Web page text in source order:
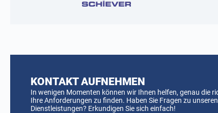
KONTAKT AUFNEHMEN
In wenigen Momenten können wir Ihnen helfen, genau die
Ihre Anforderungen zu finden. Haben Sie Fragen zu
Dienstleistungen? Erkundigen Sie sich einfach!